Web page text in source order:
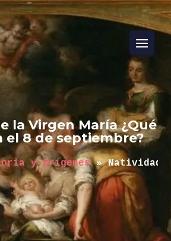
la Virgen María ¿Qué
el 8 de septiembre?
y Orígenes » Natividad